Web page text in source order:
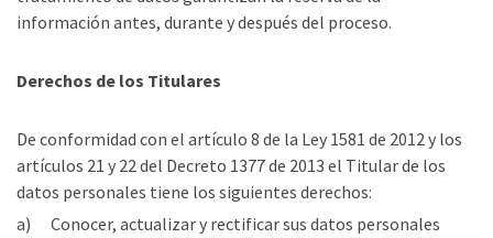
información antes, durante y después del proceso.
Derechos de los Titulares
De conformidad con el artículo 8 de la Ley 1581 de 2012 y los
artículos 21 y 22 del Decreto 1377 de 2013 el Titular de los
datos personales tiene los siguientes derechos:
a) Conocer, actualizar y rectificar sus datos personales